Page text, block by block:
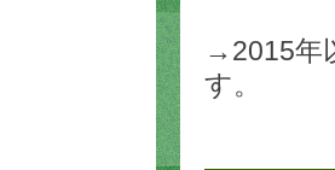
→2015年
す。